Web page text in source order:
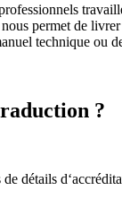
permet de
technique ou
?
détails